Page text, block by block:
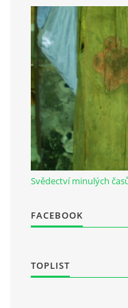
Občanská vzdělávací
Mgr.
Svědectví minulých
FACEBOOK
TOPLIST